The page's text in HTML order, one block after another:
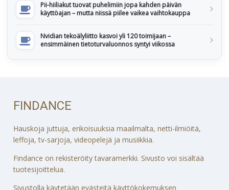
Pii-hiiliakut tuovat puhelimiin jopa kahden päivän
käyttöajan – mutta niissä piilee vaikea vaihtokauppa
Nvidian tekoälyliitto kasvoi yli 120 toimijaan –
ensimmäinen tietoturvaluonnos syntyi viikossa
FINDANCE
Hauskoja juttuja, erikoisuuksia maailmalta, netti-ilmiöitä,
leffoja, tv-sarjoja, videopelejä ja musiikkia.
Findance on rekisteröity tavaramerkki. Sivusto voi sisältää
tuotesijoittelua.
Sivustolla käytetään evästeitä käyttökokemuksen